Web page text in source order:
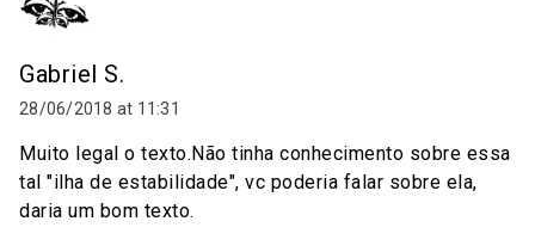
Gabriel S.
28/06/2018 at 11:31
Muito legal o texto.Não tinha conhecimento sobre essa
tal "ilha de estabilidade", vc poderia falar sobre ela,
daria um bom texto.